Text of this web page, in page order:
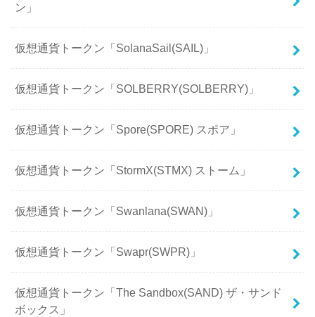
ン」
仮想通貨トークン「SolanaSail(SAIL)」
仮想通貨トークン「SOLBERRY(SOLBERRY)」
仮想通貨トークン「Spore(SPORE) スポア」
仮想通貨トークン「StormX(STMX) ストーム」
仮想通貨トークン「Swanlana(SWAN)」
仮想通貨トークン「Swapr(SWPR)」
仮想通貨トークン「The Sandbox(SAND) ザ・サンド
ボックス」